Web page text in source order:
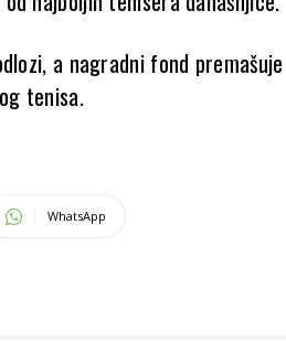
a nagradni fond premašuje
tenisa.
WhatsApp